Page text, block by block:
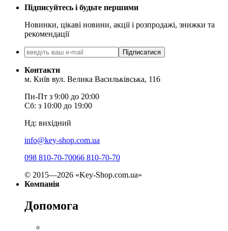
Підписуйтесь і будьте першими
Новинки, цікаві новини, акції і розпродажі, знижки та
рекомендації
Підписатися
Контакти
м. Київ вул. Велика Васильківська, 116
Пн-Пт з 9:00 до 20:00
Сб: з 10:00 до 19:00
Нд: вихідний
info@key-shop.com.ua
098 810-70-70066 810-70-70
© 2015—2026 «Key-Shop.com.ua»
Компанія
Допомога